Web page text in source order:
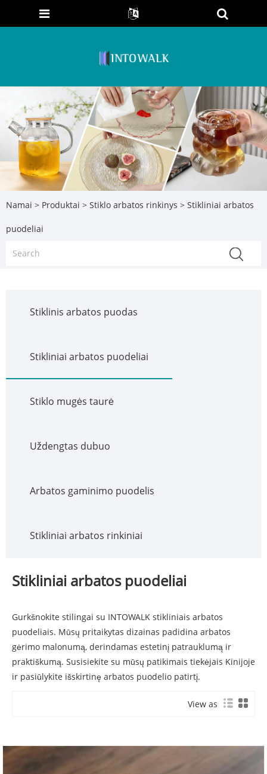
Namai > Produktai > Stiklo arbatos rinkinys > Stikliniai arbatos
puodeliai
Stiklinis arbatos puodas
Stikliniai arbatos puodeliai
Stiklo mugės taurė
Uždengtas dubuo
Arbatos gaminimo puodelis
Stikliniai arbatos rinkiniai
Stikliniai arbatos puodeliai
Gurkšnokite stilingai su INTOWALK stikliniais arbatos
puodeliais. Mūsų pritaikytas dizainas padidina arbatos
gėrimo malonumą, derindamas estetinį patrauklumą ir
praktiškumą. Susisiekite su mūsų patikimais tiekėjais Kinijoje
ir pasiūlykite išskirtinę arbatos puodelio patirtį.
View as